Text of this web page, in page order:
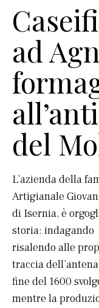
ad
del
L’azienda della
Artigianale
di Isernia, è
storia: indagando
risalendo alle
traccia
fine del 1600
mentre la